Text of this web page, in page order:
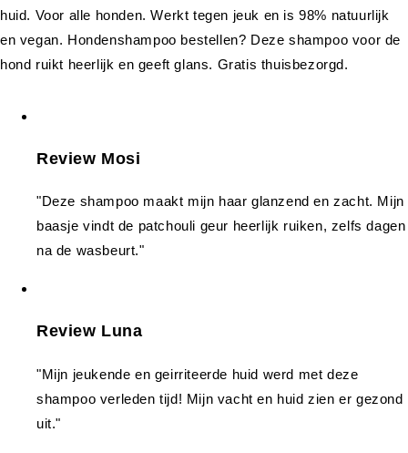
Review Mosi
"Deze shampoo maakt mijn haar glanzend en zacht. Mijn
baasje vindt de patchouli geur heerlijk ruiken, zelfs dagen
na de wasbeurt."
Review Luna
"Mijn jeukende en geirriteerde huid werd met deze
shampoo verleden tijd! Mijn vacht en huid zien er gezond
uit."